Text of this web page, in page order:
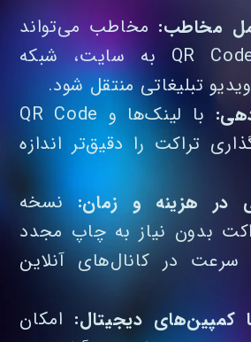
مخاطب: مخاطب می‌تواند
با اسکن QR Code به سایت، شبکه
تبلیغاتی منتقل شود.
با لینک‌ها و QR Code
تراکت را دقیق‌تر اندازه‌
در هزینه و زمان:نسخه
بدون نیاز به چاپ مجدد
سرعت در کانال‌های آنلاین
کمپین‌های دیجیتال: امکان